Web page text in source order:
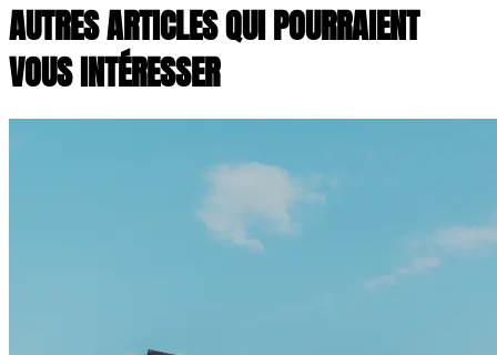
AUTRES ARTICLES QUI POURRAIENT
VOUS INTÉRESSER